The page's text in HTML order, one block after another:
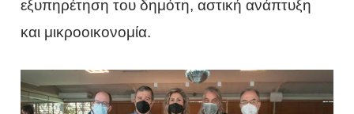
εξυπηρέτηση του δημότη, αστική ανάπτυξη
και μικροοικονομία.